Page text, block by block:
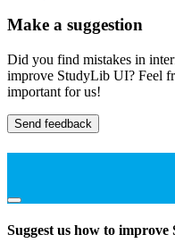
Make a suggestion
Did you find mistakes in
improve StudyLib UI? Feel
important for us!
Send feedback
Suggest us how to